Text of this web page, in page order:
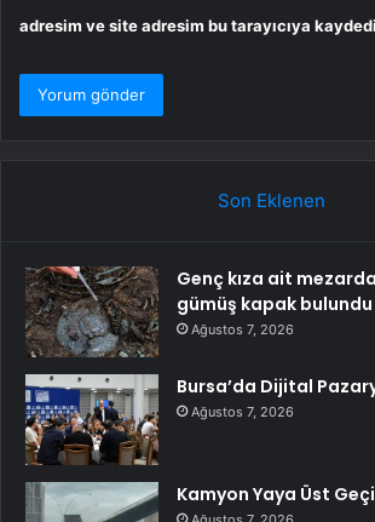
adresim ve site adresim bu tarayıcıya
Son Eklenen
Genç kıza ait
gümüş kapak bulundu
Ağustos 7, 2026
Bursa’da Dijital
Ağustos 7, 2026
Kamyon Yaya Üst